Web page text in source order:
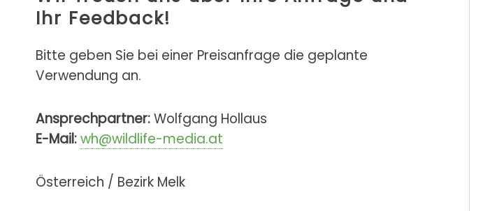
Ihr Feedback!
Bitte geben Sie bei einer Preisanfrage die geplante
Verwendung an.
Ansprechpartner:Wolfgang Hollaus
E-Mail:wh@wildlife-media.at
Österreich / Bezirk Melk